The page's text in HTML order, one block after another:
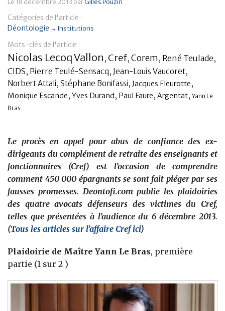
Le 18 décembre 2013 parGilles Pouzin
Catégories de l'article :
Déontologie → Institutions
Mots-clés de l'article :
Nicolas Lecoq Vallon , Cref, Corem, René Teulade,
CIDS, Pierre Teulé-Sensacq, Jean-Louis Vaucoret,
Norbert Attali, Stéphane Bonifassi, Jacques Fleurotte,
Monique Escande, Yves Durand , Paul Faure, Argentat, Yann Le
Bras
Le procès en appel pour abus de confiance des ex-
dirigeants du complément de retraite des enseignants et
fonctionnaires (Cref) est l’occasion de comprendre
comment 450 000 épargnants se sont fait piéger par ses
fausses promesses. Deontofi.com publie les plaidoiries
des quatre avocats défenseurs des victimes du Cref,
telles que présentées à l’audience du 6 décembre 2013.
(Tous les articles sur l’affaire Cref ici)
Plaidoirie de Maître Yann Le Bras, première
partie (1 sur 2 )